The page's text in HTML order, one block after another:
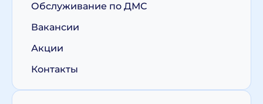
Обслуживание по ДМС
Вакансии
Акции
Контакты